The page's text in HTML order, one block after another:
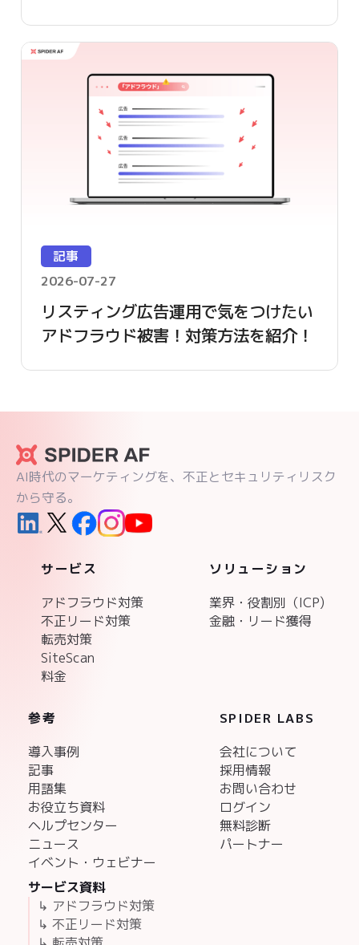
記事
2026-07-27
リスティング広告運用で気をつけたい
アドフラウド被害！対策方法を紹介！
AI時代のマーケティングを、不正とセキュリティリスク
から守る。
サービス
アドフラウド対策
不正リード対策
転売対策
SiteScan
料金
ソリューション
業界・役割別（ICP)
金融・リード獲得
参考
導入事例
記事
用語集
お役立ち資料
ヘルプセンター
ニュース
イベント・ウェビナー
サービス資料
↳ アドフラウド対策
↳ 不正リード対策
SPIDER LABS
会社について
採用情報
お問い合わせ
ログイン
無料診断
パートナー